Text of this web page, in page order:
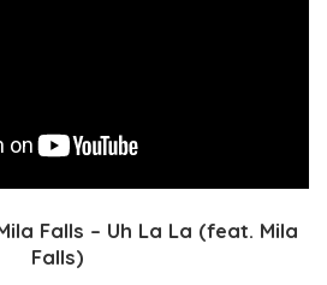
Falls – Uh La La (feat. Mila
Falls)